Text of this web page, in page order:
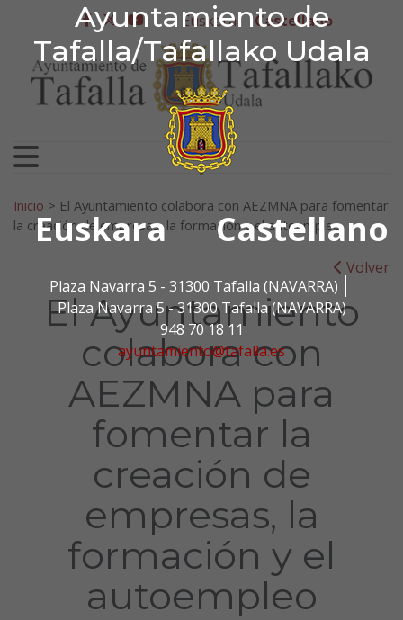
Ayuntamiento de
Tafalla/Tafallako Udala
Euskara Castellano
Plaza Navarra 5 - 31300 Tafalla (NAVARRA)
Plaza Navarra 5 - 31300 Tafalla (NAVARRA)
948 70 18 11
ayuntamiento@tafalla.es
Ir al contenido
Ayuntamiento de
facebook
twitter
youtube
Euskera Castellano
Search for:
Inicio > El Ayuntamiento colabora con AEZMNA para fomentar
la creación de empresas, la formación y el autoempleo
Volver
El Ayuntamiento
colabora con
AEZMNA para
fomentar la
creación de
empresas, la
formación y el
autoempleo